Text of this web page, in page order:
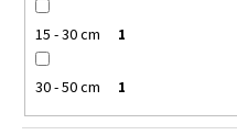
15 - 30 cm 1
30 - 50 cm 1
149
Kč